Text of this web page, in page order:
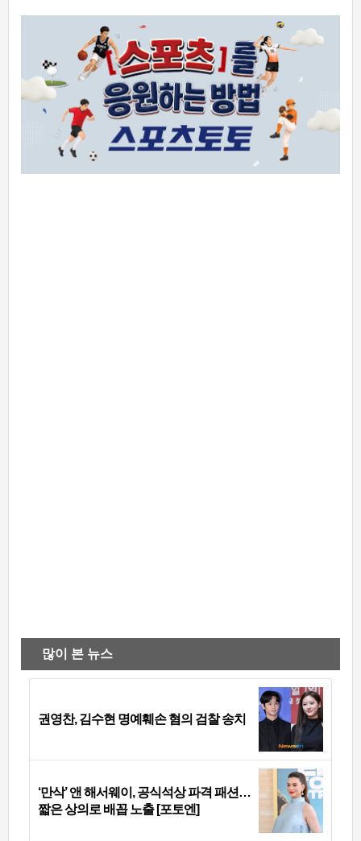
많이 본 뉴스
권영찬, 김수현 명예훼손 혐의 검찰 송치
‘만삭’ 앤 해서웨이, 공식석상 파격 패션…
짧은 상의로 배꼽 노출 [포토엔]